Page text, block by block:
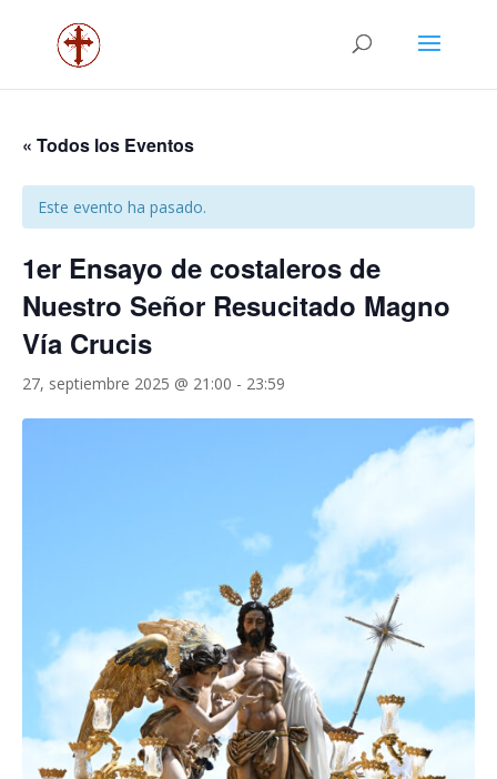
« Todos los Eventos
Este evento ha pasado.
1er Ensayo de costaleros de
Nuestro Señor Resucitado Magno
Vía Crucis
27, septiembre 2025 @ 21:00 - 23:59